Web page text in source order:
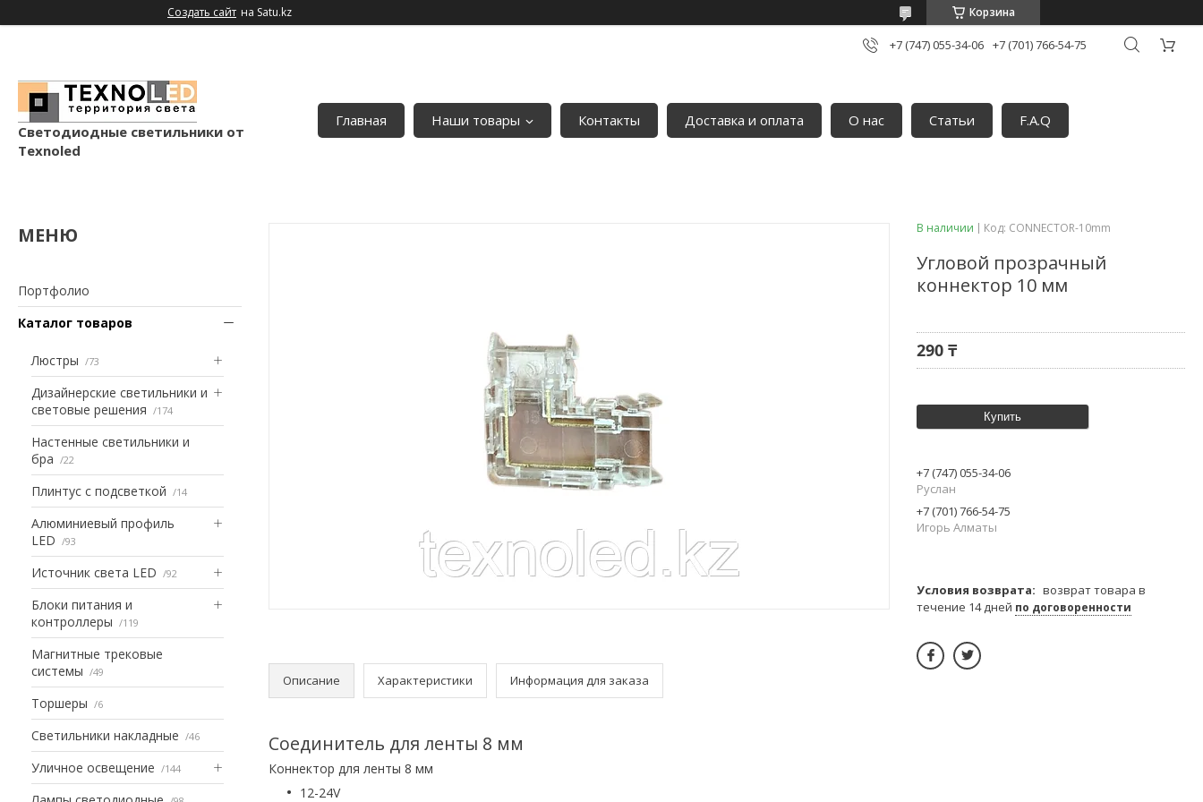
Создать сайт на Satu.kz Корзина
+7 (747) 055-34-06 +7 (701) 766-54-75
Светодиодные светильники от
Texnoled
Главная Наши товары Контакты Доставка и оплата О нас Статьи F.A.Q
Портфолио
Каталог товаров
Люстры 73
Дизайнерские светильники и
световые решения
174
Настенные светильники и
бра
22
Плинтус с подсветкой 14
Алюминиевый профиль
LED
93
Источник света LED 92
Блоки питания и
контроллеры
119
Магнитные трековые
системы
49
Торшеры 6
Светильники накладные 46
Уличное освещение 144
Описание Характеристики Информация для заказа
Соединитель для ленты 8 мм
Коннектор для ленты 8 мм
12-24V
В наличии Код: CONNECTOR-10mm
Угловой прозрачный
коннектор 10 мм
290 ₸
Купить
+7 (747) 055-34-06
Руслан
+7 (701) 766-54-75
Игорь Алматы
возврат товара в
течение 14 дней по договоренности